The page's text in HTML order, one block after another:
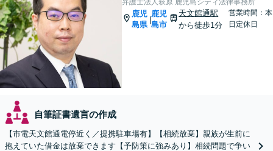
弁護士法人萩原 鹿児島シティ法律事務所
鹿児
島県
|
鹿児
島市
天文館通駅
から徒歩1分
営業時間：本
日定休日
自筆証書遺言の作成
【市電天文館通電停近く／提携駐車場有】【相続放棄】親族が生前に
抱えていた借金は放棄できます【予防策に強みあり】相続問題で争い